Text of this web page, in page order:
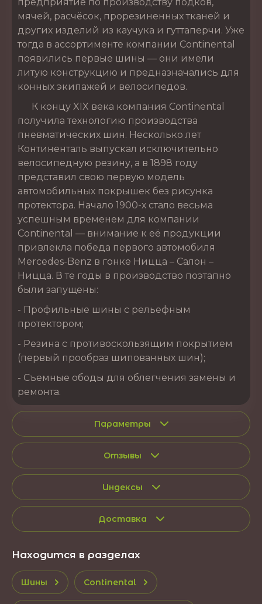
мячей, расчёсок, прорезиненных тканей и
других изделий из каучука и гуттаперчи. Уже
тогда в ассортименте компании Continental
появились первые шины — они имели
литую конструкцию и предназначались для
конных экипажей и велосипедов.
К концу XIX века компания Continental
получила технологию производства
пневматических шин. Несколько лет
Континенталь выпускал исключительно
велосипедную резину, а в 1898 году
представил свою первую модель
автомобильных покрышек без рисунка
протектора. Начало 1900-х стало весьма
успешным временем для компании
Continental — внимание к её продукции
привлекла победа первого автомобиля
Mercedes-Benz в гонке Ницца – Салон –
Ницца. В те годы в производство поэтапно
были запущены:
- Профильные шины с рельефным
протектором;
- Резина с противоскользящим покрытием
(первый прообраз шипованных шин);
- Съемные ободы для облегчения замены и
ремонта.
Параметры
Отзывы
Индексы
Доставка
Находится в разделах
Шины Continental